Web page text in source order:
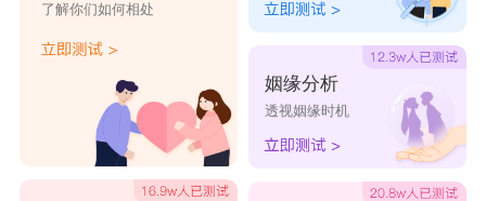
分析金牛座和双鱼座的运势：
土象星座的金牛座和 水象星座的双鱼座在恋爱
中有自己习惯的相处方式，在交往中可以产生不同
的火花。虽然金牛座慢热，不太懂得表达浪漫，在
了解你们如何相处
姻缘分析
透视姻缘时机